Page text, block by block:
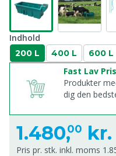
Indhold
200 L 400 L 600 L
Fast Lav Pris
Produkter
dig den
1.480,00 kr.
Pris pr. stk. inkl. moms